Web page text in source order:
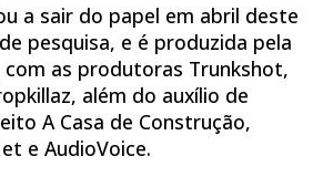
a sair do papel em abril deste
pesquisa, e é produzida pela
com as produtoras Trunkshot,
além do auxílio de
A Casa de Construção,
e AudioVoice.